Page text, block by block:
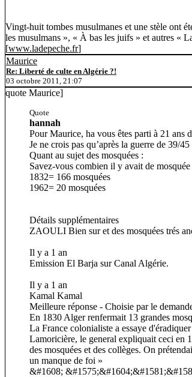
Vingt-huit tombes musulmanes et une stèle ont
les musulmans », « À bas les juifs » et autres «
[www.ladepeche.fr]
Maurice
Re: Liberté de culte en Algérie ?!
03 octobre 2011, 21:07
quote Maurice]
Quote
hannah
Pour Maurice, ha vous êtes parti à 21 ans
Je ne crois pas qu’après la guerre de 39/
Quant au sujet des mosquées :
Savez-vous combien il y avait de
1832= 166 mosquées
1962= 20 mosquées
Détails supplémentaires
ZAOULI Bien sur et des mosquées trés
Il y a 1 an
Emission El Barja sur Canal Algérie.
Il y a 1 an
Kamal Kamal
Meilleure réponse - Choisie par le
En 1830 Alger renfermait 13 grandes
La France colonialiste a essaye
Lamoricière, le general expliquait ceci en
des mosquées et des collèges. On
un manque de foi »
&#1608;